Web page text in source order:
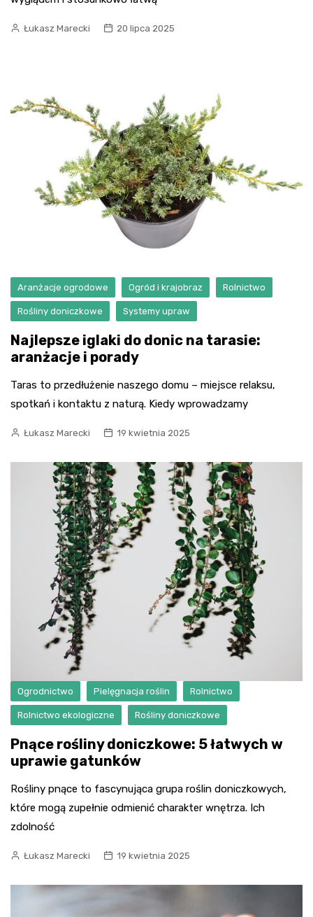
Łukasz Marecki 20 lipca 2025
Aranżacje ogrodowe Ogród i krajobraz Rolnictwo
Rośliny doniczkowe Systemy upraw
Najlepsze iglaki do donic na tarasie:
aranżacje i porady
Taras to przedłużenie naszego domu – miejsce relaksu,
spotkań i kontaktu z naturą. Kiedy wprowadzamy
Łukasz Marecki 19 kwietnia 2025
Ogrodnictwo Pielęgnacja roślin Rolnictwo
Rolnictwo ekologiczne Rośliny doniczkowe
Pnące rośliny doniczkowe: 5 łatwych w
uprawie gatunków
Rośliny pnące to fascynująca grupa roślin doniczkowych,
które mogą zupełnie odmienić charakter wnętrza. Ich
zdolność
Łukasz Marecki 19 kwietnia 2025